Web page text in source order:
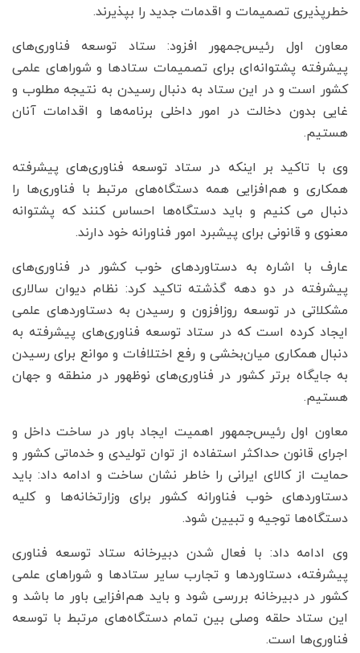
خطرپذیری تصمیمات و اقدمات جدید را بپذیرند.
معاون اول رئیس‌جمهور افزود: ستاد توسعه فناوری‌های
پیشرفته پشتوانه‌ای برای تصمیمات ستادها و شوراهای علمی
کشور است و در این ستاد به دنبال رسیدن به نتیجه مطلوب و
غایی بدون دخالت در امور داخلی برنامه‌ها و اقدامات آنان
هستیم.
وی با تاکید بر اینکه در ستاد توسعه فناوری‌های پیشرفته
همکاری و هم‌افزایی همه دستگاه‌های مرتبط با فناوری‌ها را
دنبال می کنیم و باید دستگاه‌ها احساس کنند که پشتوانه
معنوی و قانونی برای پیشبرد امور فناورانه خود دارند.
عارف با اشاره به دستاوردهای خوب کشور در فناوری‌های
پیشرفته در دو دهه‌ گذشته تاکید کرد: نظام دیوان سالاری
مشکلاتی در توسعه روزافزون و رسیدن به دستاوردهای علمی
ایجاد کرده است که در ستاد توسعه فناوری‌های پیشرفته به
دنبال همکاری میان‌بخشی و رفع اختلافات و موانع برای رسیدن
به جایگاه برتر کشور در فناوری‌های نوظهور در منطقه و جهان
هستیم.
معاون اول رئیس‌جمهور اهمیت ایجاد باور در ساخت داخل و
اجرای قانون حداکثر استفاده از توان تولیدی و خدماتی کشور و
حمایت از کالای ایرانی را خاطر نشان ساخت و ادامه داد: باید
دستاوردهای خوب فناورانه کشور برای وزارتخانه‌ها و کلیه
دستگاه‌ها توجیه و تبیین شود.
وی ادامه داد: با فعال شدن دبیرخانه ستاد توسعه فناوری
پیشرفته، دستاوردها و تجارب سایر ستادها و شوراهای علمی
کشور در دبیرخانه بررسی شود و باید هم‌افزایی باور ما باشد و
این ستاد حلقه وصلی بین تمام دستگاه‌های مرتبط با توسعه
فناوری‌ها است.